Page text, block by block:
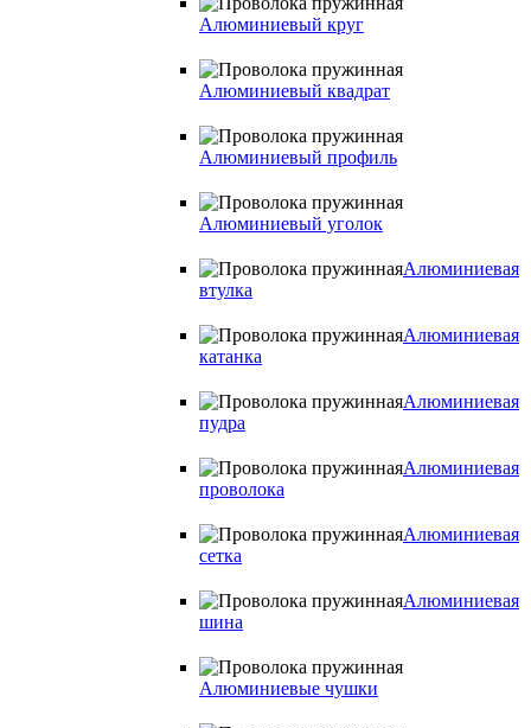
Алюминиевый круг
Алюминиевый квадрат
Алюминиевый профиль
Алюминиевый уголок
Алюминиевая
втулка
Алюминиевая
катанка
Алюминиевая
пудра
Алюминиевая
проволока
Алюминиевая
сетка
Алюминиевая
шина
Алюминиевые чушки